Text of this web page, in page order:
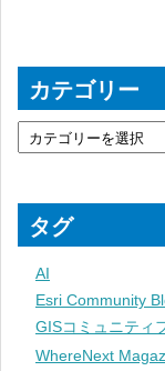
カテゴリー
タグ
AI
Esri Community
GISコミュニティ
WhereNext